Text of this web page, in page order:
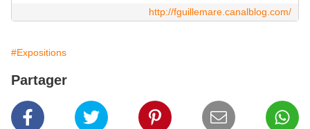
http://fguillemare.canalblog.com/
#Expositions
Partager